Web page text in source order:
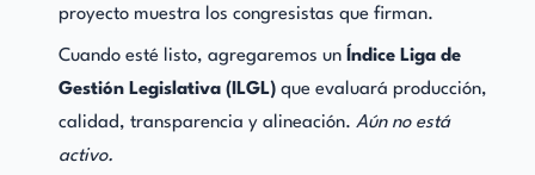
proyecto muestra los congresistas que firman.
Cuando esté listo, agregaremos un Índice Liga de
Gestión Legislativa (ILGL) que evaluará producción,
calidad, transparencia y alineación.Aún no está
activo.